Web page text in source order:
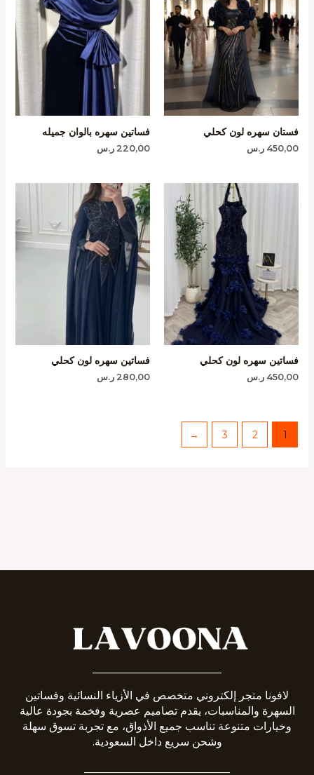
فستان سهره لون كحلي
450,00 ر.س
فساتين سهره بالوان جميله
220,00 ر.س
فساتين سهره لون كحلي
450,00 ر.س
فساتين سهره لون كحلي
280,00 ر.س
1
2
3
←
لافونا متجر إلكتروني متخصص في الأزياء النسائية وفساتين
السهرة والمناسبات، يقدم تصاميم عصرية وفخمة بجودة عالية
وخيارات متنوعة تناسب جميع الأذواق، مع تجربة تسوق سهلة
وشحن سريع داخل السعودية.